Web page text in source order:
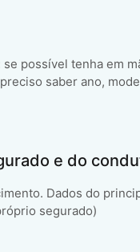
possível tenha em
saber ano,
e do
Dados do
segurado)